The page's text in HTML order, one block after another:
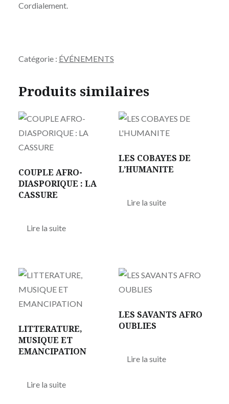
Cordialement.
Catégorie : ÉVÉNEMENTS
Produits similaires
COUPLE AFRO-
DIASPORIQUE : LA
CASSURE
Lire la suite
LES COBAYES DE
L’HUMANITE
Lire la suite
LITTERATURE,
MUSIQUE ET
EMANCIPATION
Lire la suite
LES SAVANTS AFRO
OUBLIES
Lire la suite